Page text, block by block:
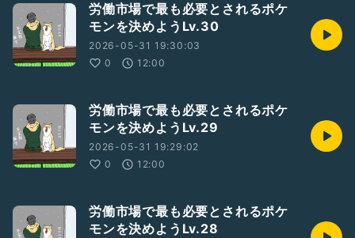
労働市場で最も必要とされるポケ
モンを決めようLv.30
2026-05-31 19:30:03
0
12:00
労働市場で最も必要とされるポケ
モンを決めようLv.29
2026-05-31 19:29:02
0
12:00
労働市場で最も必要とされるポケ
モンを決めようLv.28